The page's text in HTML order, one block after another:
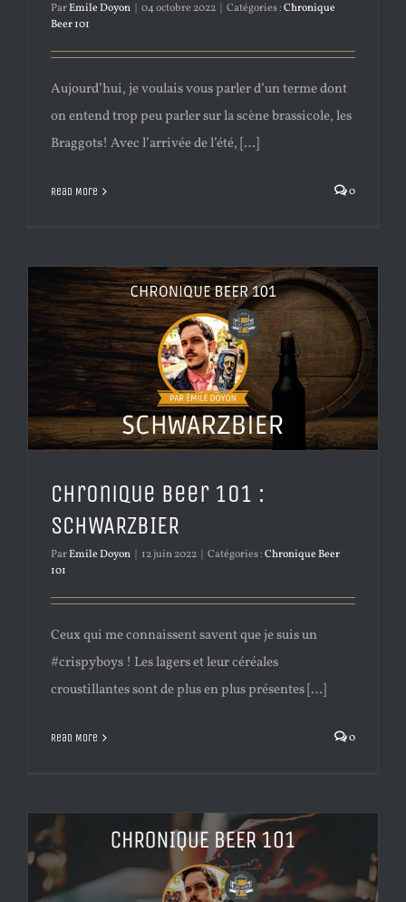
ParEmile Doyon 04 octobre 2022 Catégories :Chronique
Beer 101
Aujourd’hui, je voulais vous parler d’un terme dont
on entend trop peu parler sur la scène brassicole, les
Braggots! Avec l’arrivée de l’été, […]
Read More 0
Chronique Beer 101 :
SCHWARZBIER
ParEmile Doyon 12 juin 2022 Catégories :Chronique Beer
101
Ceux qui me connaissent savent que je suis un
#crispyboys ! Les lagers et leur céréales
croustillantes sont de plus en plus présentes […]
Read More 0